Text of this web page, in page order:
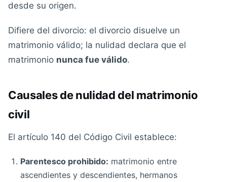
desde su origen.
Difiere del divorcio: el divorcio disuelve un
matrimonio válido; la nulidad declara que el
matrimonio nunca fue válido.
Causales de nulidad del matrimonio
civil
El artículo 140 del Código Civil establece:
Parentesco prohibido: matrimonio entre
ascendientes y descendientes, hermanos